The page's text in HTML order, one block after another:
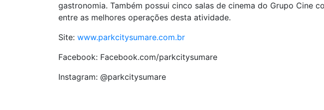
gastronomia. Também possui cinco salas de cinema do Grupo Cine
entre as melhores operações desta atividade.
Site: www.parkcitysumare.com.br
Facebook: Facebook.com/parkcitysumare
Instagram: @parkcitysumare